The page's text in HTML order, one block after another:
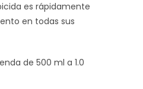
es rápidamente
en todas sus
de 500 ml a 1.0